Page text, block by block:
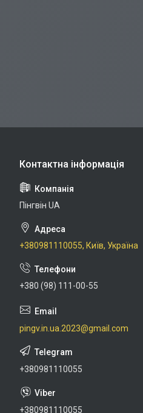
Пінгвін UA
+380981110055, Київ, Україна
+380 (98) 111-00-55
pingv.in.ua.2023@gmail.com
+380981110055
+380981110055